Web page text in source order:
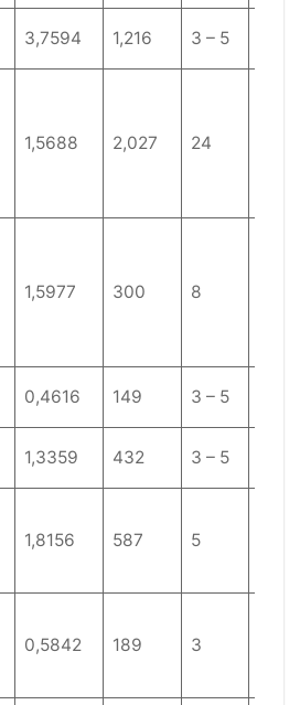
3,7594 1,216 3 – 5
1,5688 2,027 24
1,5977 300 8
0,4616 149 3 – 5
1,3359 432 3 – 5
1,8156 587 5
0,5842 189 3